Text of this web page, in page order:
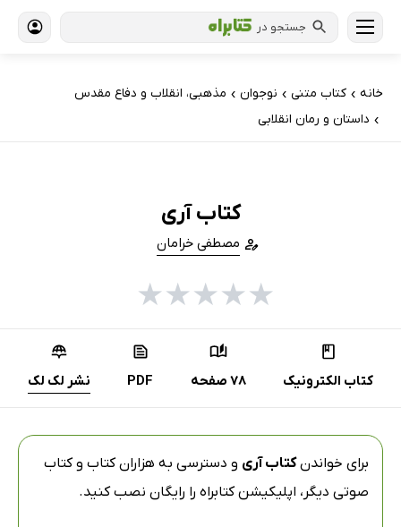
جستجو در
خانه › کتاب‌ متنی › نوجوان › مذهبی، انقلاب و دفاع مقدس
› داستان و رمان انقلابی
کتاب آری
مصطفی خرامان
★
★
★
★
★
کتاب الکترونیک 78 صفحه PDF نشر لک لک
برای خواندنکتاب آری و دسترسی به هزاران کتاب و کتاب
صوتی دیگر، اپلیکیشن کتابراه را رایگان نصب کنید.